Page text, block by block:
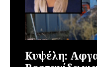
Κυψέλη: